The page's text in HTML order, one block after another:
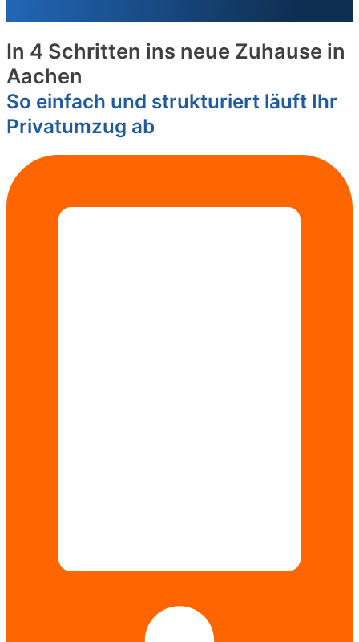
In 4 Schritten ins neue Zuhause in
Aachen
So einfach und strukturiert läuft Ihr
Privatumzug ab